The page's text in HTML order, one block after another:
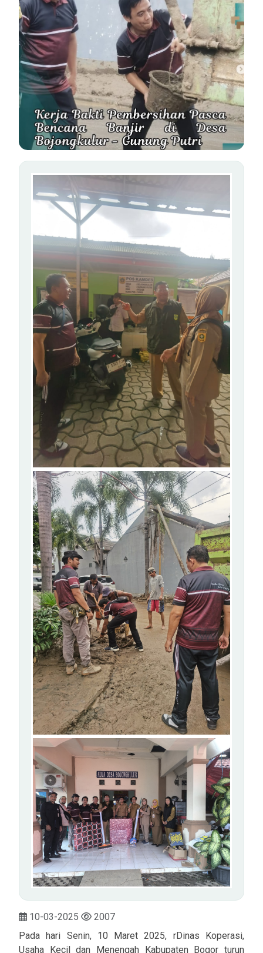
10-03-2025
2007
Pada hari Senin, 10 Maret 2025, rDinas Koperasi,
Usaha Kecil dan Menengah Kabupaten Bogor turun